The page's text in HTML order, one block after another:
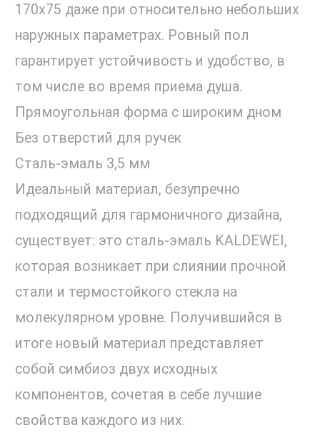
170x75 даже при относительно небольших
наружных параметрах. Ровный пол
гарантирует устойчивость и удобство, в
том числе во время приема душа.
Прямоугольная форма с широким дном
Без отверстий для ручек
Сталь-эмаль 3,5 мм
Идеальный материал, безупречно
подходящий для гармоничного дизайна,
существует: это сталь-эмаль KALDEWEI,
которая возникает при слиянии прочной
стали и термостойкого стекла на
молекулярном уровне. Получившийся в
итоге новый материал представляет
собой симбиоз двух исходных
компонентов, сочетая в себе лучшие
свойства каждого из них.